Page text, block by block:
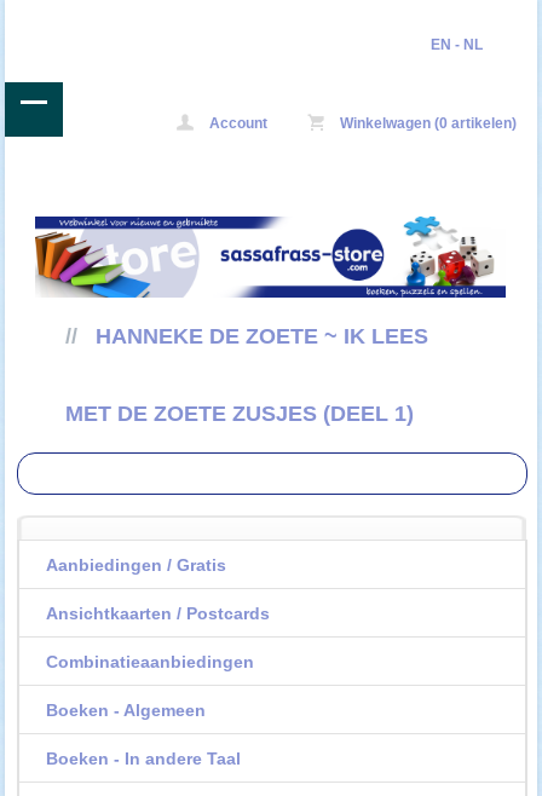
EN - NL
Account Winkelwagen (0 artikelen)
// HANNEKE DE ZOETE ~ IK LEES
MET DE ZOETE ZUSJES (DEEL 1)
Aanbiedingen / Gratis
Ansichtkaarten / Postcards
Combinatieaanbiedingen
Boeken - Algemeen
Boeken - In andere Taal